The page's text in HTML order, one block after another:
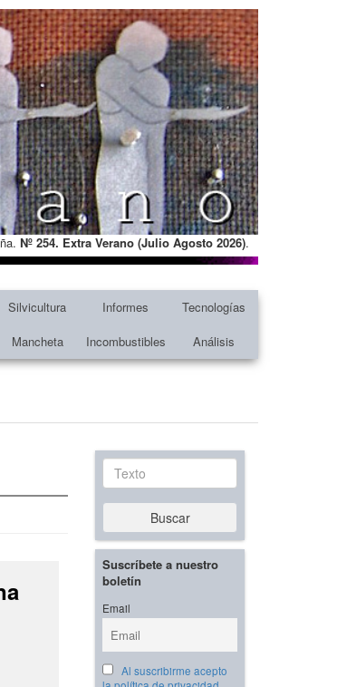
Nº 254. Extra Verano (Julio Agosto 2026).
Silvicultura Informes
Tecnologías
Mancheta Incombustibles Análisis
Texto
Buscar
Suscríbete a nuestro
boletín
Email
Al suscribirme acepto